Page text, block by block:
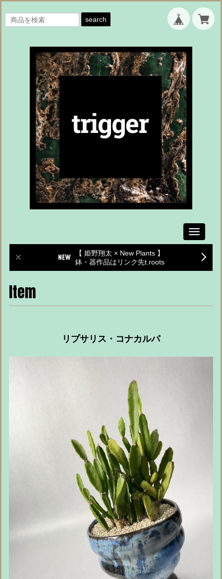
search
Toggle
【 姫野翔太 × New Plants 】
鉢・器作品はリンク先t.roots
Item
リプサリス・コナカルパ